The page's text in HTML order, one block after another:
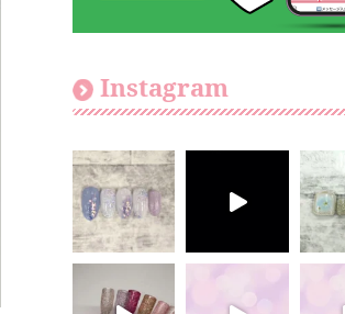
Instagram